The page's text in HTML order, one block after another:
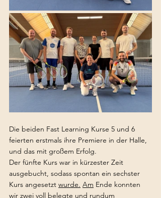
Die beiden Fast Learning Kurse 5 und 6
feierten erstmals ihre Premiere in der Halle,
und das mit großem Erfolg.
Der fünfte Kurs war in kürzester Zeit
ausgebucht, sodass spontan ein sechster
Kurs angesetzt wurde. Am Ende konnten
wir zwei voll belegte und rundum